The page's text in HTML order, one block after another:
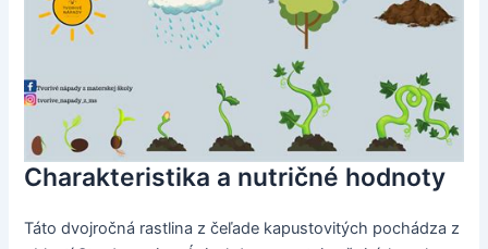
Charakteristika a nutričné hodnoty
Táto dvojročná rastlina z čeľade kapustovitých pochádza z